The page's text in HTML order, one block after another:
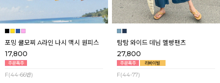
포밍 쿨모찌 A라인 나시 맥시 원피스
17,800
F(44-66반)
탐탐 와이드 데님 멜빵팬츠
27,800
F(44-77)